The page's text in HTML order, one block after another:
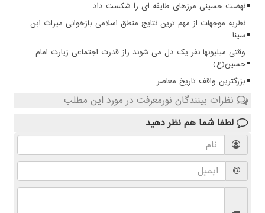
نهضت حسینی مرزهای طایفه ای را شکست داد
نظریه موجهات از مهم ترین نتایج منطق اسلامی بازخوانی میراث ابن
سینا
وقتی میلیونها نفر یک دل می شوند راز قدرت اجتماعی زیارت امام
حسین(ع)
بزرگترین واقف تاریخ معاصر
نظرات بینندگان نورمعرفت در مورد این مطلب
لطفا شما هم نظر دهید